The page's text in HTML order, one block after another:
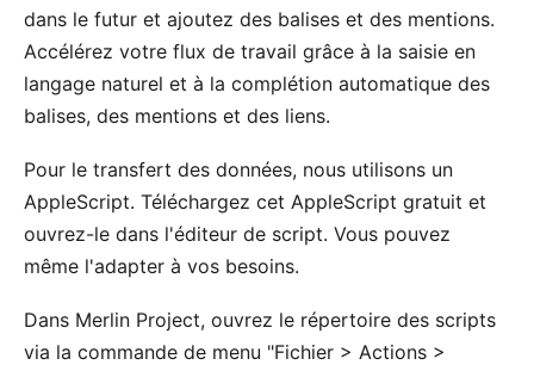
dans le futur et ajoutez des balises et des mentions.
Accélérez votre flux de travail grâce à la saisie en
langage naturel et à la complétion automatique des
balises, des mentions et des liens.
Pour le transfert des données, nous utilisons un
AppleScript. Téléchargez cet AppleScript gratuit et
ouvrez-le dans l'éditeur de script. Vous pouvez
même l'adapter à vos besoins.
Dans Merlin Project, ouvrez le répertoire des scripts
via la commande de menu "Fichier > Actions >